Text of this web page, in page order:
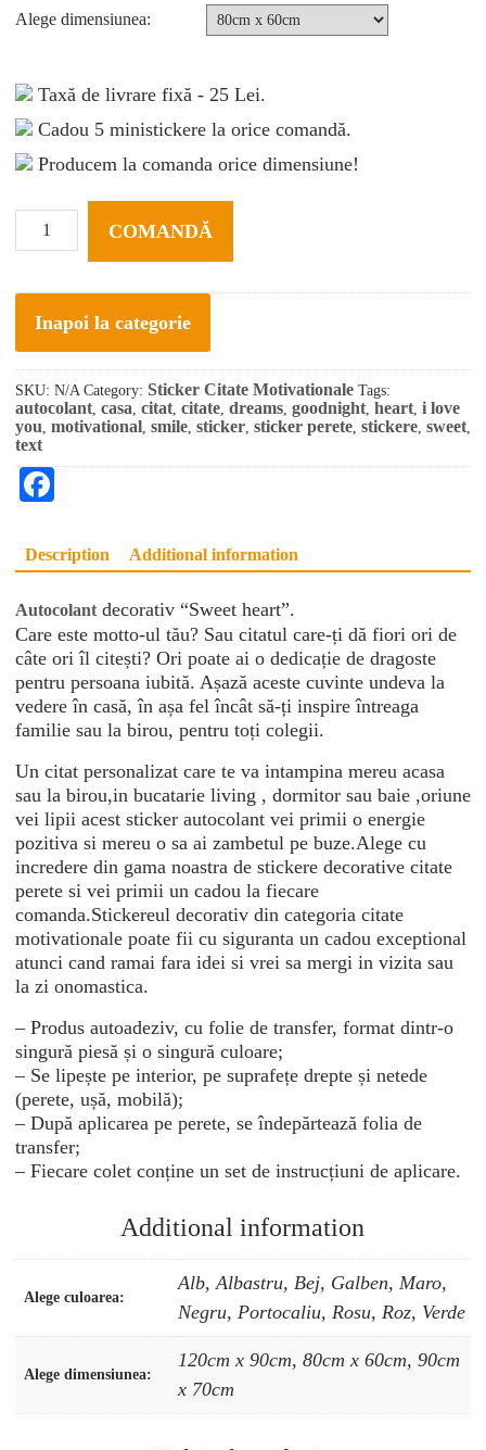
Alege dimensiunea:
Taxă de livrare fixă - 25 Lei.
Cadou 5 ministickere la orice comandă.
Producem la comanda orice dimensiune!
Autocolant
decorativ
COMANDĂ
Inapoi la categorie
SKU: N/A Category: Sticker Citate Motivationale Tags:
autocolant, casa, citat, citate, dreams, goodnight, heart, i love
you, motivational, smile, sticker, sticker perete, stickere, sweet,
text
eb
k
Description Additional information
Autocolantdecorativ “Sweet heart”.
Care este motto-ul tău? Sau citatul care-ți dă fiori ori de
câte ori îl citești? Ori poate ai o dedicație de dragoste
pentru persoana iubită. Așază aceste cuvinte undeva la
vedere în casă, în așa fel încât să-ți inspire întreaga
familie sau la birou, pentru toți colegii.
Un citat personalizat care te va intampina mereu acasa
sau la birou,in bucatarie living , dormitor sau baie ,oriune
vei lipii acest sticker autocolant vei primii o energie
pozitiva si mereu o sa ai zambetul pe buze.Alege cu
incredere din gama noastra de stickere decorative citate
perete si vei primii un cadou la fiecare
comanda.Stickereul decorativ din categoria citate
motivationale poate fii cu siguranta un cadou exceptional
atunci cand ramai fara idei si vrei sa mergi in vizita sau
la zi onomastica.
– Produs autoadeziv, cu folie de transfer, format dintr-o
singură piesă și o singură culoare;
– Se lipește pe interior, pe suprafețe drepte și netede
(perete, ușă, mobilă);
– După aplicarea pe perete, se îndepărtează folia de
transfer;
– Fiecare colet conține un set de instrucțiuni de aplicare.
Additional information
Alege culoarea:
Alb, Albastru, Bej, Galben, Maro,
Negru, Portocaliu, Rosu, Roz, Verde
Alege dimensiunea:
120cm x 90cm, 80cm x 60cm, 90cm
x 70cm